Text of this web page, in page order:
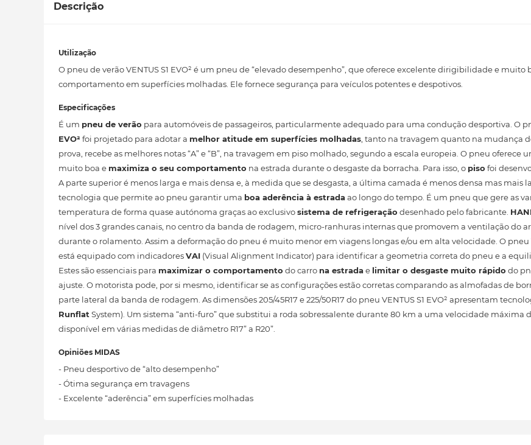
Descrição
Utilização
O pneu de verão VENTUS S1 EVO² é um pneu de “elevado desempenho”, que oferece excelente dirigibilidade e muito
comportamento em superfícies molhadas. Ele fornece segurança para veículos potentes e despotivos.
Especificações
É um pneu de verão para automóveis de passageiros, particularmente adequado para uma condução desportiva. O
EVO² foi projetado para adotar a melhor atitude em superfícies molhadas , tanto na travagem quanto na mudança
prova, recebe as melhores notas “A” e “B”, na travagem em piso molhado, segundo a escala europeia. O pneu oferece
muito boa e maximiza o seu comportamento na estrada durante o desgaste da borracha. Para isso, o piso foi
A parte superior é menos larga e mais densa e, à medida que se desgasta, a última camada é menos densa mas mais
tecnologia que permite ao pneu garantir uma boa aderência à estradaao longo do tempo. É um pneu que gere as
temperatura de forma quase autónoma graças ao exclusivosistema de refrigeração desenhado pelo fabricante.
nível dos 3 grandes canais, no centro da banda de rodagem, micro-ranhuras internas que promovem a ventilação do
durante o rolamento. Assim a deformação do pneu é muito menor em viagens longas e/ou em alta velocidade. O pneu
está equipado com indicadoresVAI (Visual Alignment Indicator) para identificar a geometria correta do pneu e a
Estes são essenciais para maximizar o comportamento do carro na estradae limitar o desgaste muito rápido do
ajuste. O motorista pode, por si mesmo, identificar se as configurações estão corretas comparando as almofadas de
parte lateral da banda de rodagem. As dimensões 205/45R17 e 225/50R17 do pneu VENTUS S1 EVO² apresentam
Runflat System). Um sistema “anti-furo” que substitui a roda sobressalente durante 80 km a uma velocidade máxima
disponível em várias medidas de diâmetro R17” a R20”.
Opiniões MIDAS
- Pneu desportivo de “alto desempenho”
- Ótima segurança em travagens
- Excelente “aderência” em superfícies molhadas